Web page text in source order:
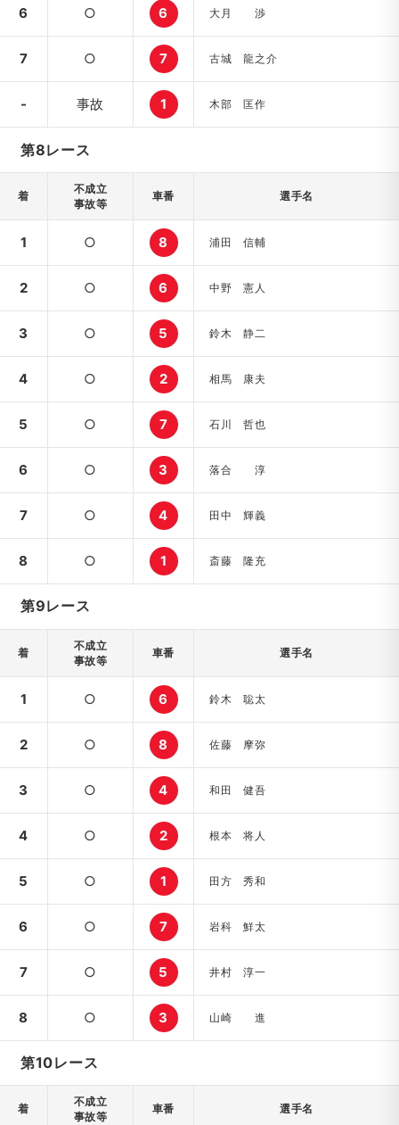
6 ○ 6 大月 渉
7 ○ 7 古城 龍之介
- 事故 1 木部 匡作
第8レース
着
不成立
事故等
車番 選手名
1 ○ 8 浦田 信輔
2 ○ 6 中野 憲人
3 ○ 5 鈴木 静二
4 ○ 2 相馬 康夫
5 ○ 7 石川 哲也
6 ○ 3 落合 淳
7 ○ 4 田中 輝義
8 ○ 1 斎藤 隆充
第9レース
着
不成立
事故等
車番 選手名
1 ○ 6 鈴木 聡太
2 ○ 8 佐藤 摩弥
3 ○ 4 和田 健吾
4 ○ 2 根本 将人
5 ○ 1 田方 秀和
6 ○ 7 岩科 鮮太
7 ○ 5 井村 淳一
8 ○ 3 山崎 進
第10レース
着
不成立
事故等
車番 選手名